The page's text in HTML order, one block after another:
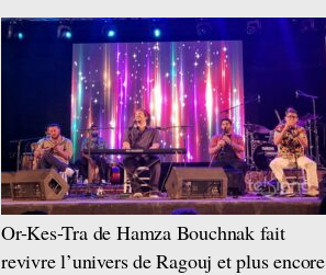
Or-Kes-Tra de Hamza Bouchnak fait
revivre l’univers de Ragouj et plus encore